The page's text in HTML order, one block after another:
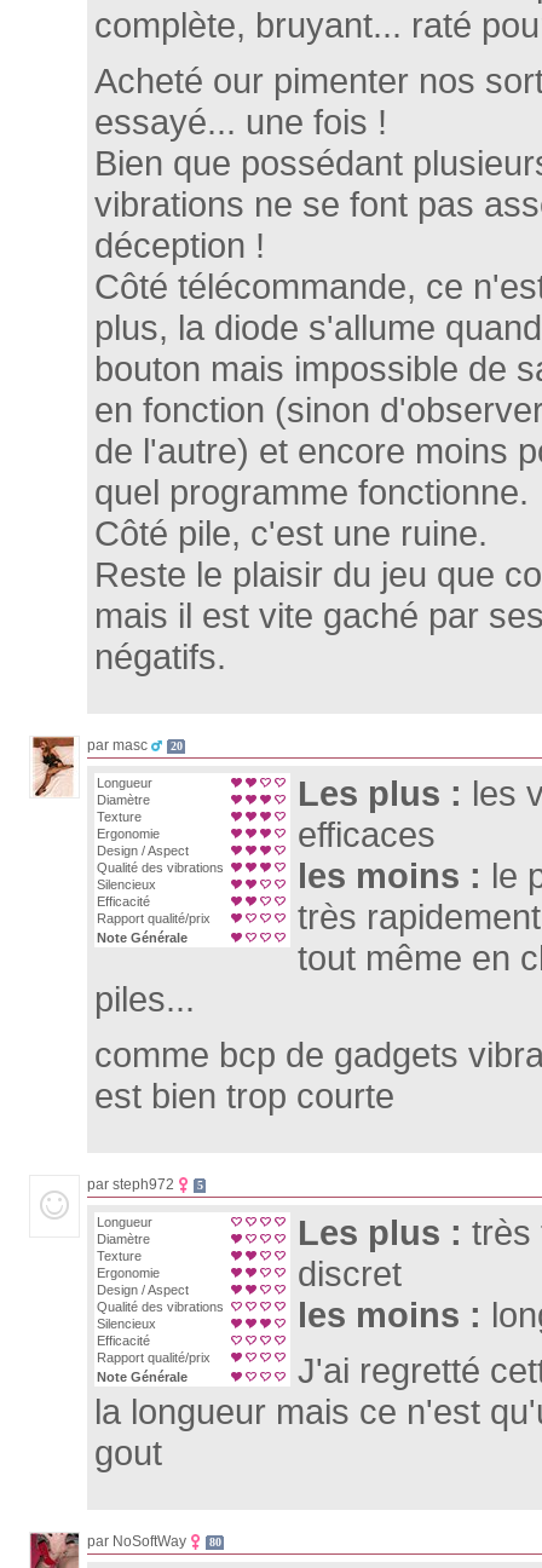
complète, bruyant... raté
Acheté our pimenter nos
essayé... une fois !
Bien que possédant
vibrations ne se font pas
déception !
Côté télécommande, ce
plus, la diode s'allume
bouton mais impossible de
en fonction (sinon
de l'autre) et encore moins
quel programme fonctionne.
Côté pile, c'est une ruine.
Reste le plaisir du jeu que
mais il est vite gaché par
négatifs.
par masc 20
Longueur
Diamètre
Texture
Ergonomie
Design / Aspect
Qualité des vibrations
Silencieux
Efficacité
Rapport qualité/prix
Note Générale
Les plus : les
efficaces
les moins : le
très
tout même en
piles...
comme bcp de gadgets
est bien trop courte
par steph972 5
Longueur
Diamètre
Texture
Ergonomie
Design / Aspect
Qualité des vibrations
Silencieux
Efficacité
Rapport qualité/prix
Note Générale
Les plus : très
discret
les moins :
J'ai regretté
la longueur mais ce n'est
gout
par NoSoftWay 80